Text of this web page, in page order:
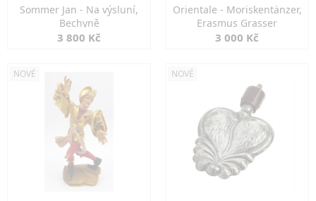
Sommer Jan - Na výsluní,
Bechyně
3 800 Kč
Orientale - Moriskentänzer,
Erasmus Grasser
3 000 Kč
NOVÉ NOVÉ